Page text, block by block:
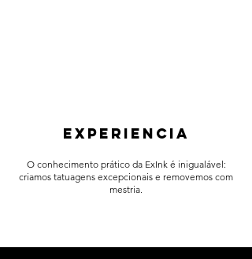
experiencia
O conhecimento prático da ExInk é inigualável:
criamos tatuagens excepcionais e removemos com
mestria.